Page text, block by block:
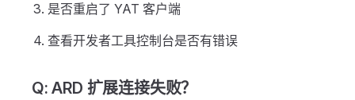
是否重启了 YAT 客户端
查看开发者工具控制台是否有错误
Q: ARD 扩展连接失败？